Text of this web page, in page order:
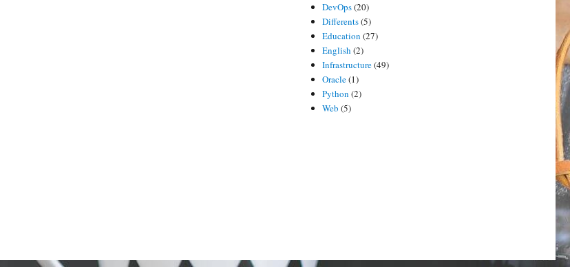
DevOps(20)
Differents(5)
Education (27)
English (2)
Infrastructure(49)
Oracle(1)
Python (2)
Web (5)